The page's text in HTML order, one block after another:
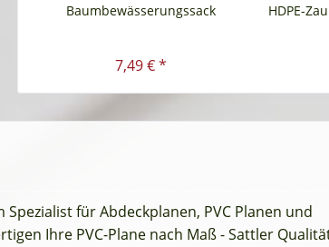
Baumbewässerungssack
7,49 € *
HDPE-
für Abdeckplanen, PVC Planen und
Ihre PVC-Plane nach Maß - Sattler